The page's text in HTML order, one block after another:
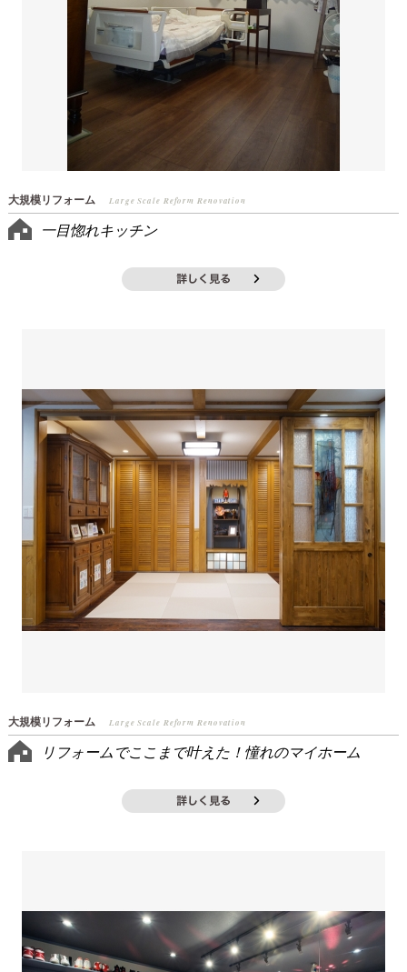
大規模リフォーム Large Scale Reform Renovation
一目惚れキッチン
大規模リフォーム Large Scale Reform Renovation
リフォームでここまで叶えた！憧れのマイホーム